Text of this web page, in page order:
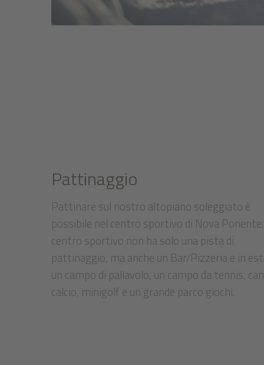
Pattinaggio
Pattinare sul nostro altopiano soleggiato è
possibile nel centro sportivo di Nova
centro sportivo non ha solo una pista di
pattinaggio, ma anche un Bar/Pizzeria e in
un campo di pallavolo, un campo da tennis,
calcio, minigolf e un grande parco giochi.